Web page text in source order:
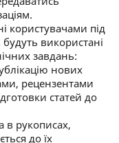
користувачами під
будуть використані
завдань:
нових
рецензентами
статей до
в рукописах,
до їх